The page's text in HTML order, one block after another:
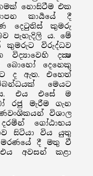
නමක් නොසිටීම එක
කාර්‍යයේ දී
දෙටුතිස් කුමරු
පැහැදිලි ය. මේ
කුමරුට විරුද්ධව
දක්‍ෂ
බොහෝ දෙනෙකු
ද ඇත. එහෙත්
මෙයට
එය එසේ ම
රජු මැරීම ගැන
විශාල
ගෝඨාභය
සිටියා විය යුතු
දී මතු වී
අවසන් කළා